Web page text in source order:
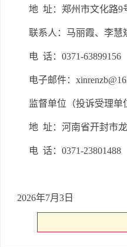
地 址：郑州市文化路9
联系人：马丽霞、李慧
电 话： 0371-63899156
电子邮件：
监督单位（投诉受理单
地 址： 河南省开封市
电 话： 0371-23801488
2026年7月 3 日